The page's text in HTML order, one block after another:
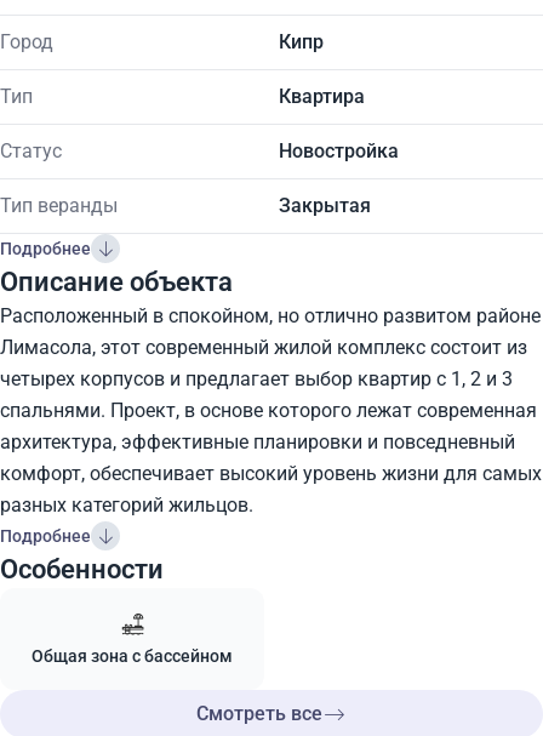
Город Кипр
Тип Квартира
Статус Новостройка
Тип веранды Закрытая
Подробнее
Описание объекта
Расположенный в спокойном, но отлично развитом районе
Лимасола, этот современный жилой комплекс состоит из
четырех корпусов и предлагает выбор квартир с 1, 2 и 3
спальнями. Проект, в основе которого лежат современная
архитектура, эффективные планировки и повседневный
комфорт, обеспечивает высокий уровень жизни для самых
разных категорий жильцов.
Подробнее
Особенности
Общая зона с бассейном
Смотреть все